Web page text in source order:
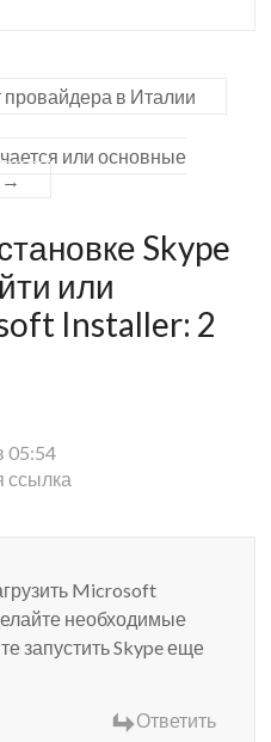
провайдера в Италии
или основные
→
Skype
или
Installer: 2
05:54
ссылка
Microsoft
необходимые
запустить Skype еще
Ответить